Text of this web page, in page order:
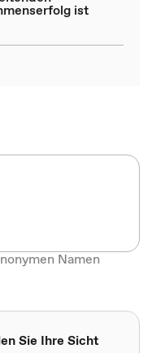
ist
Namen
Sie Ihre Sicht